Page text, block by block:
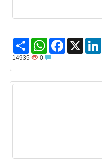
Share
WhatsAppFacebook X
LinkedIn
14935